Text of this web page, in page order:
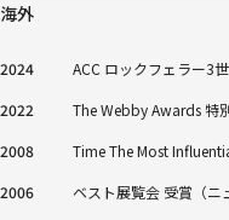
海外
2024
ACC ロックフェラー3
2022
The Webby Awards 特
2008
Time The Most
2006
ベスト展覧会 受賞（ニ